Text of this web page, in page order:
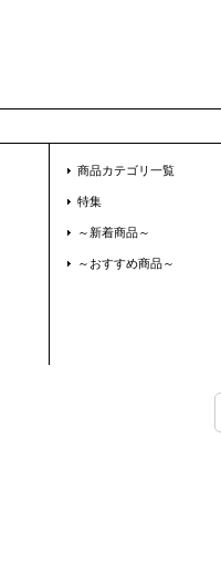
商品カテゴリ一覧
特集
～新着商品～
～おすすめ商品～